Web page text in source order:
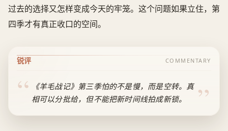
过去的选择又怎样变成今天的牢笼。这个问题如果立住，第
四季才有真正收口的空间。
锐评 COMMENTARY
《羊毛战记》第三季怕的不是慢，而是空转。真
相可以分批给，但不能把新时间线拍成新锁。